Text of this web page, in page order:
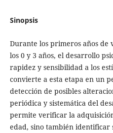
Sinopsis
Durante los primeros años
los 0 y 3 años, el desarrollo
rapidez y sensibilidad a los
convierte a esta etapa en un
detección de posibles
periódica y sistemática del
permite verificar la
edad, sino también identificar